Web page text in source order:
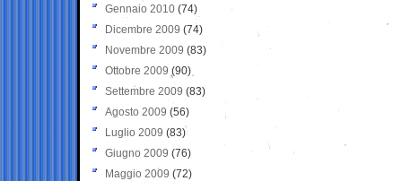
Gennaio 2010 (74)
Dicembre 2009 (74)
Novembre 2009 (83)
Ottobre 2009 (90)
Settembre 2009 (83)
Agosto 2009 (56)
Luglio 2009 (83)
Giugno 2009 (76)
Maggio 2009 (72)